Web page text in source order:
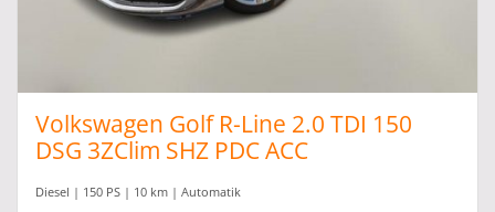
Volkswagen Golf R-Line 2.0 TDI 150
DSG 3ZClim SHZ PDC ACC
Diesel | 150 PS | 10 km | Automatik